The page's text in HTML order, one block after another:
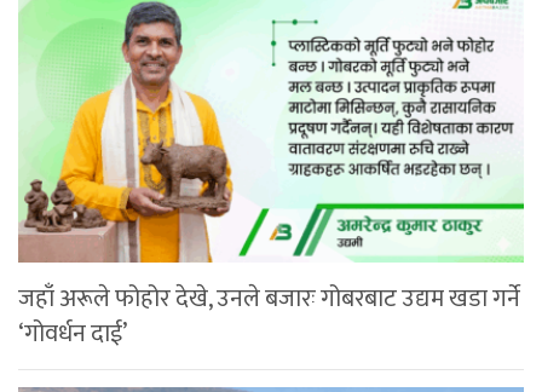
जहाँ अरूले फोहोर देखे, उनले बजारः गोबरबाट उद्यम खडा गर्ने
‘गोवर्धन दाई’